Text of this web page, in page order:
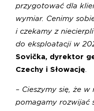
przygotować dla
wymiar. Cenimy
i czekamy z
do eksploatacji w
Sovička, dyrektor
Czechy i Słowację.
– Cieszymy się, że
pomagamy rozwijać